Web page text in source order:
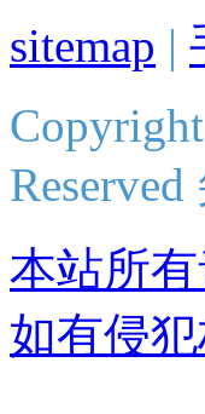
sitemap |
本站所
如有侵